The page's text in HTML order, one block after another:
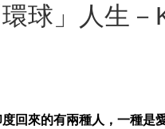
環球」人生
回來的有兩種人，一種是